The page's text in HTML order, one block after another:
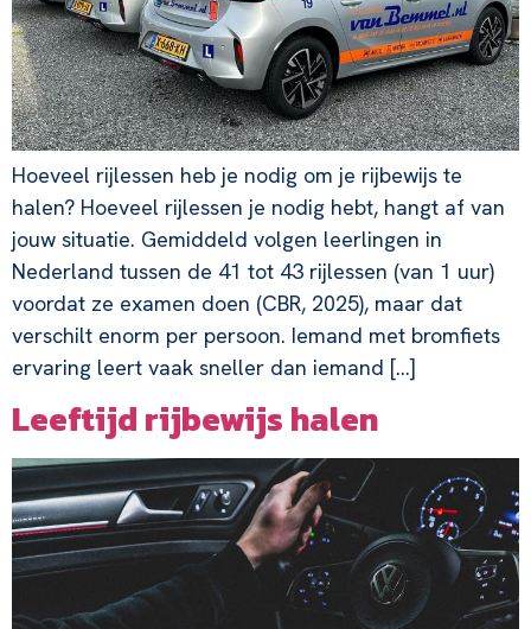
Hoeveel rijlessen heb je nodig om je rijbewijs te
halen? Hoeveel rijlessen je nodig hebt, hangt af van
jouw situatie. Gemiddeld volgen leerlingen in
Nederland tussen de 41 tot 43 rijlessen (van 1 uur)
voordat ze examen doen (CBR, 2025), maar dat
verschilt enorm per persoon. Iemand met bromfiets
ervaring leert vaak sneller dan iemand […]
Leeftijd rijbewijs halen